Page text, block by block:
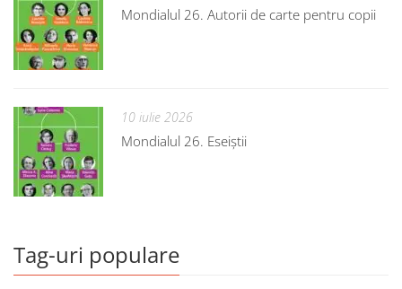
Mondialul 26. Autorii de carte pentru copii
10 iulie 2026
Mondialul 26. Eseiștii
Tag-uri populare